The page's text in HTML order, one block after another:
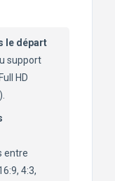
le départ
support
HD
entre
4:3,